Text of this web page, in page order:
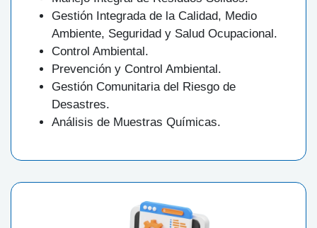
Gestión Integrada de la Calidad, Medio
Ambiente, Seguridad y Salud Ocupacional.
Control Ambiental.
Prevención y Control Ambiental.
Gestión Comunitaria del Riesgo de
Desastres.
Análisis de Muestras Químicas.